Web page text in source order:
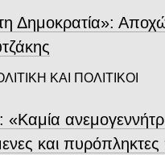
Δημοκρατία»:
ΚΑΙ ΠΟΛΙΤΙΚΟΙ
και πυρόπληκτες